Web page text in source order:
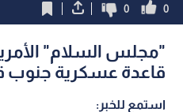
0
0
"مجلس السلام"
قاعدة عسكرية جنوب
استمع للخبر: